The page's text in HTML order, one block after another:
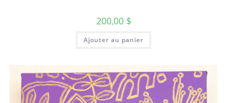
200,00 $
Ajouter au panier